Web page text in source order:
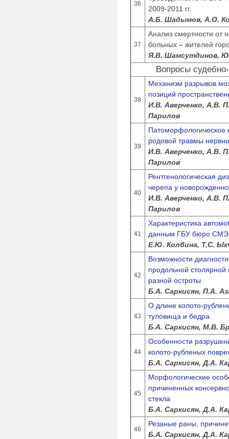
36
2009-2011 гг.
А.Б. Шадымов, А.О.
37
Анализ смертности от
больных – жителей
Я.В. Шамсутдинов,
Вопросы
38
Механизм разрывов
позиций
И.В. Аверченко, А.В.
Парилов
39
Патоморфологическое
родовой травмы
И.В. Аверченко, А.В.
Парилов
40
Рентгенологическая
черепа у
И.В. Аверченко, А.В.
Парилов
41
Характеристика
данным ГБУ бюро
Е.Ю. Колбина, Т.С.
42
Возможности
продольной
разной остроты
Б.А. Саркисян, П.А.
43
О длине колото-
туловища и бедра
Б.А. Саркисян, М.В.
44
Особенности
колото-рубленых
Б.А. Саркисян, Д.А.
45
Морфологические
причиненных
стекла
Б.А. Саркисян, Д.А.
46
Резаные раны,
Б.А. Саркисян, Д.А.